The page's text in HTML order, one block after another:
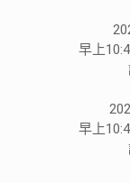
早上
早上